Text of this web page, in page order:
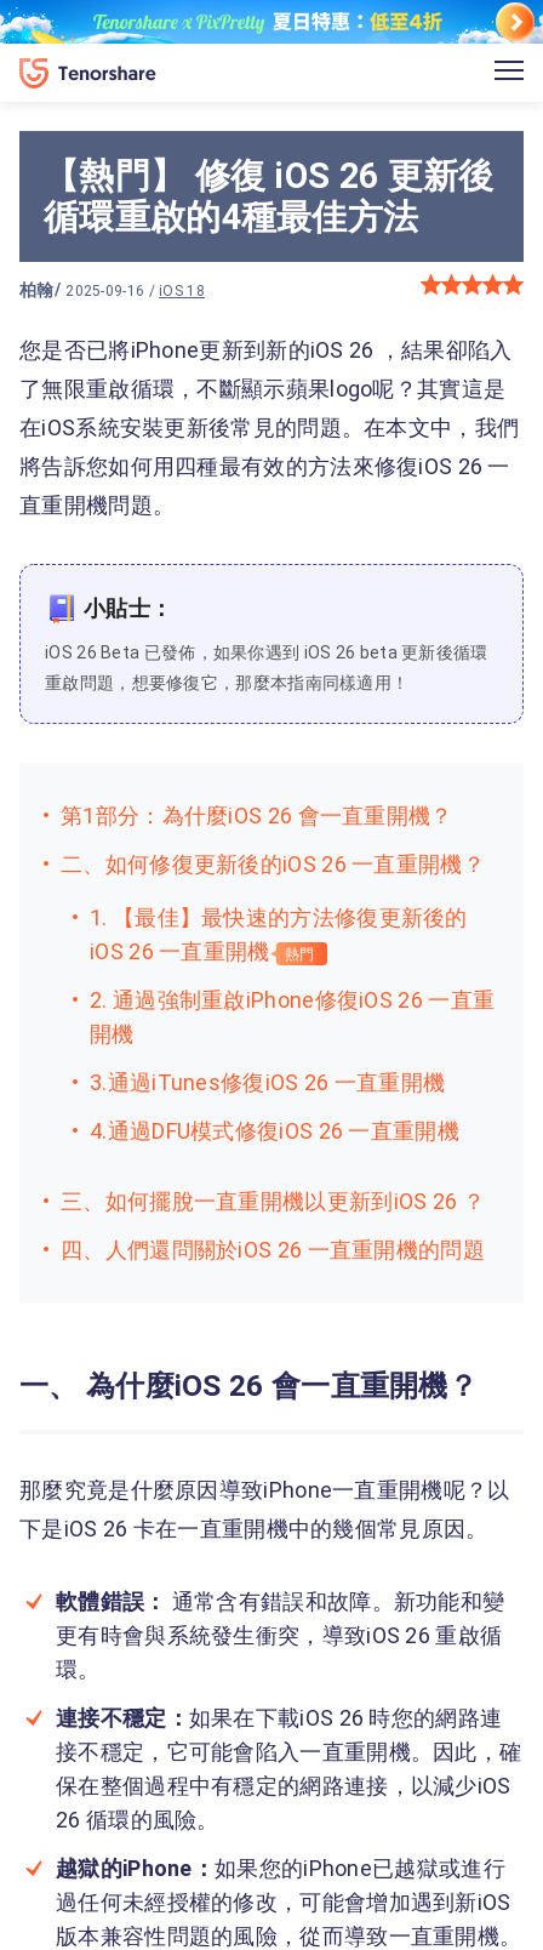
【熱門】 修復 iOS 26 更新後
循環重啟的4種最佳方法
柏翰/ 2025-09-16 / iOS 18
您是否已將iPhone更新到新的iOS 26 ，結果卻陷入
了無限重啟循環，不斷顯示蘋果logo呢？其實這是
在iOS系統安裝更新後常見的問題。在本文中，我們
將告訴您如何用四種最有效的方法來修復iOS 26 一
直重開機問題。
小貼士：
iOS 26 Beta 已發佈，如果你遇到 iOS 26 beta 更新後循環
重啟問題，想要修復它，那麼本指南同樣適用！
第1部分：為什麼iOS 26 會一直重開機？
二、如何修復更新後的iOS 26 一直重開機？
1. 【最佳】最快速的方法修復更新後的
iOS 26 一直重開機
熱門
2. 通過強制重啟iPhone修復iOS 26 一直重
開機
3.通過iTunes修復iOS 26 一直重開機
4.通過DFU模式修復iOS 26 一直重開機
三、如何擺脫一直重開機以更新到iOS 26 ？
四、人們還問關於iOS 26 一直重開機的問題
一、 為什麼iOS 26 會一直重開機？
那麼究竟是什麼原因導致iPhone一直重開機呢？以
下是iOS 26 卡在一直重開機中的幾個常見原因。
軟體錯誤： 通常含有錯誤和故障。新功能和變
更有時會與系統發生衝突，導致iOS 26 重啟循
環。
連接不穩定： 如果在下載iOS 26 時您的網路連
接不穩定，它可能會陷入一直重開機。因此，確
保在整個過程中有穩定的網路連接，以減少iOS
26 循環的風險。
越獄的iPhone： 如果您的iPhone已越獄或進行
過任何未經授權的修改，可能會增加遇到新iOS
版本兼容性問題的風險，從而導致一直重開機。